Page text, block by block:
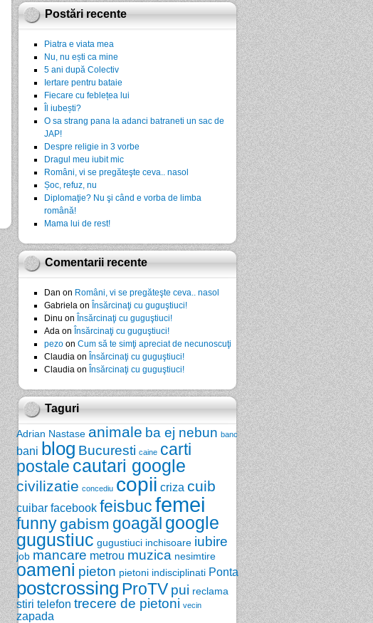
Postări recente
Piatra e viata mea
Nu, nu ești ca mine
5 ani după Colectiv
Iertare pentru bataie
Fiecare cu feblețea lui
Îl iubești?
O sa strang pana la adanci batraneti un sac de
JAP!
Despre religie in 3 vorbe
Dragul meu iubit mic
Români, vi se pregăteşte ceva.. nasol
Șoc, refuz, nu
Diplomaţie? Nu şi când e vorba de limba
română!
Mama lui de rest!
Comentarii recente
Dan on Români, vi se pregăteşte ceva.. nasol
Gabrielaon Însărcinaţi cu guguştiuci!
Dinu on Însărcinaţi cu guguştiuci!
Adaon Însărcinaţi cu guguştiuci!
pezoon Cum să te simţi apreciat de necunoscuţi
Claudiaon Însărcinaţi cu guguştiuci!
Claudiaon Însărcinaţi cu guguştiuci!
Taguri
Adrian Nastase animale ba ej nebun banc
bani blog Bucuresti caine carti
postale cautari google
civilizatie concediu copii criza cuib
cuibar facebook feisbucfemei
funnygabism goagăl google
gugustiuc gugustiuci inchisoare iubire
job mancare metrou muzica nesimtire
oameni pieton pietoni indisciplinati Ponta
postcrossing ProTV pui reclama
stiri telefon trecere de pietoni vecin
zapada